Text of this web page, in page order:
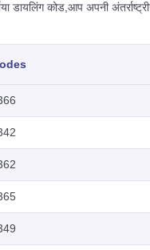
डायलिंग कोड,आप अपनी